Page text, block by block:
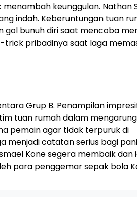
keunggulan. Nathan
indah. Keberuntungan tuan
bunuh diri saat mencoba
trick pribadinya saat laga
Grup B. Penampilan
tuan rumah dalam
pemain agar tidak terpuruk di
menjadi catatan serius bagi
Kone segera membaik dan
para penggemar sepak bola